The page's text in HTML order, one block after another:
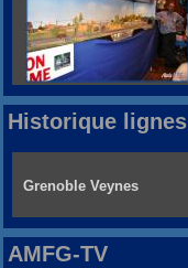
Historique lignes
Grenoble Veynes
AMFG-TV